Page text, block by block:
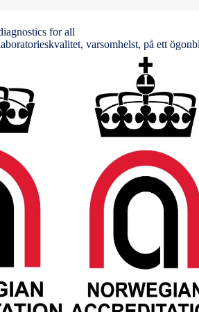
for all
varsomhelst, på ett